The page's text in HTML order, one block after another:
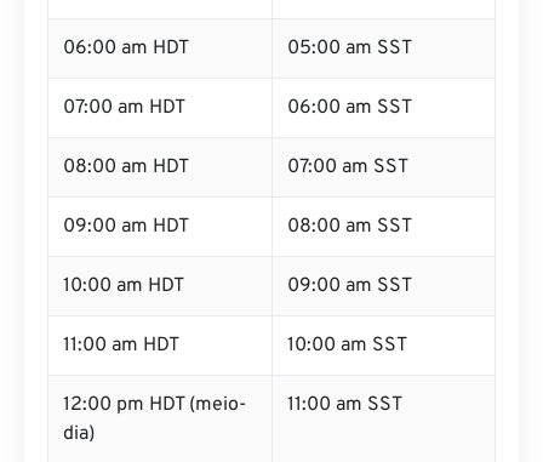
06:00 am HDT 05:00 am SST
07:00 am HDT 06:00 am SST
08:00 am HDT 07:00 am SST
09:00 am HDT 08:00 am SST
10:00 am HDT 09:00 am SST
11:00 am HDT 10:00 am SST
12:00 pm HDT (meio-
dia)
11:00 am SST